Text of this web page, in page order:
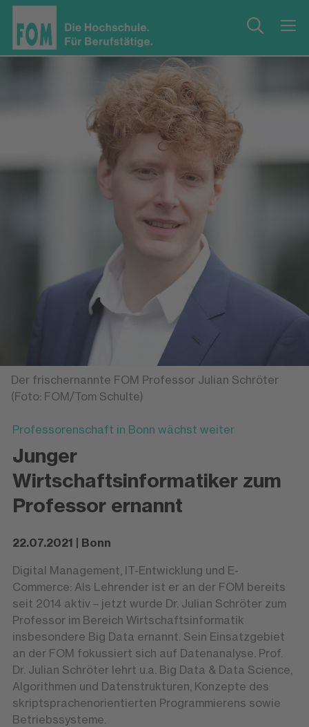
Der frischernannte FOM Professor Julian Schröter
(Foto: FOM/Tom Schulte)
Professorenschaft in Bonn wächst weiter
Junger
Wirtschaftsinformatiker zum
Professor ernannt
22.07.2021 | Bonn
Digital Management, IT-Entwicklung und E-
Commerce: Als Lehrender ist er an der FOM bereits
seit 2014 aktiv – jetzt wurde Dr. Julian Schröter zum
Professor im Bereich Wirtschaftsinformatik
insbesondere Big Data ernannt. Sein Einsatzgebiet
an der FOM fokussiert sich auf Datenanalyse. Prof.
Dr. Julian Schröter lehrt u.a. Big Data & Data Science,
Algorithmen und Datenstrukturen, Konzepte des
skriptsprachenorientierten Programmierens sowie
Betriebssysteme.